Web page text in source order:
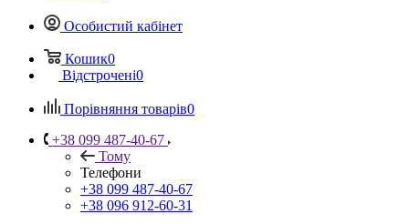
Особистий кабінет
Кошик0
Відстрочені0
Порівняння товарів0
+38 099 487-40-67
Тому
Телефони
+38 099 487-40-67
+38 096 912-60-31